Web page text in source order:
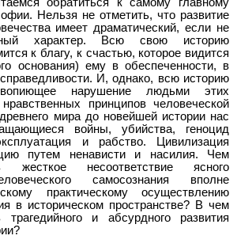
обратиться к самому главному
Нельзя не отметить, что развитие
имеет драматический, если не
характер. Всю свою историю
к благу, к счастью, которое видится
основания) ему в обеспеченности, в
И, однако, всю историю
нарушение людьми этих
принципов человеческой
мира до новейшей истории нас
войны, убийства, геноцид
и рабство. Цивилизация
путем ненависти и насилия. Чем
жесткое несоответствие ясного
самосознания вполне
практическому осуществлению
в историческом пространстве? В чем
и абсурдного развития